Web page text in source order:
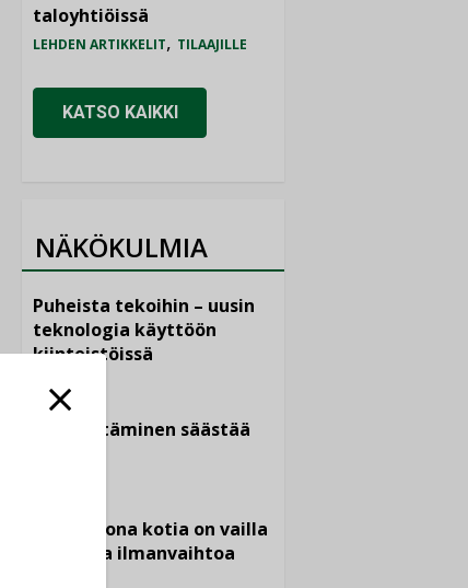
taloyhtiöissä
LEHDEN ARTIKKELIT, TILAAJILLE
KATSO KAIKKI
NÄKÖKULMIA
Puheista tekoihin – uusin
teknologia käyttöön
kiinteistöissä
Sähköistäminen säästää
Yli miljoona kotia on vailla
toimivaa ilmanvaihtoa